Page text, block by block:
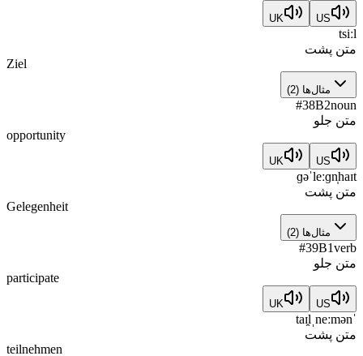
US
UK
tsiːl
متن پشت
Ziel
مثال‌ها (
2
)
#38B2noun
متن جلو
opportunity
US
UK
ɡəˈleːɡn̩haɪt
متن پشت
Gelegenheit
مثال‌ها (
2
)
#39B1verb
متن جلو
participate
US
UK
ˈtaɪ̯lˌneːmən
متن پشت
teilnehmen